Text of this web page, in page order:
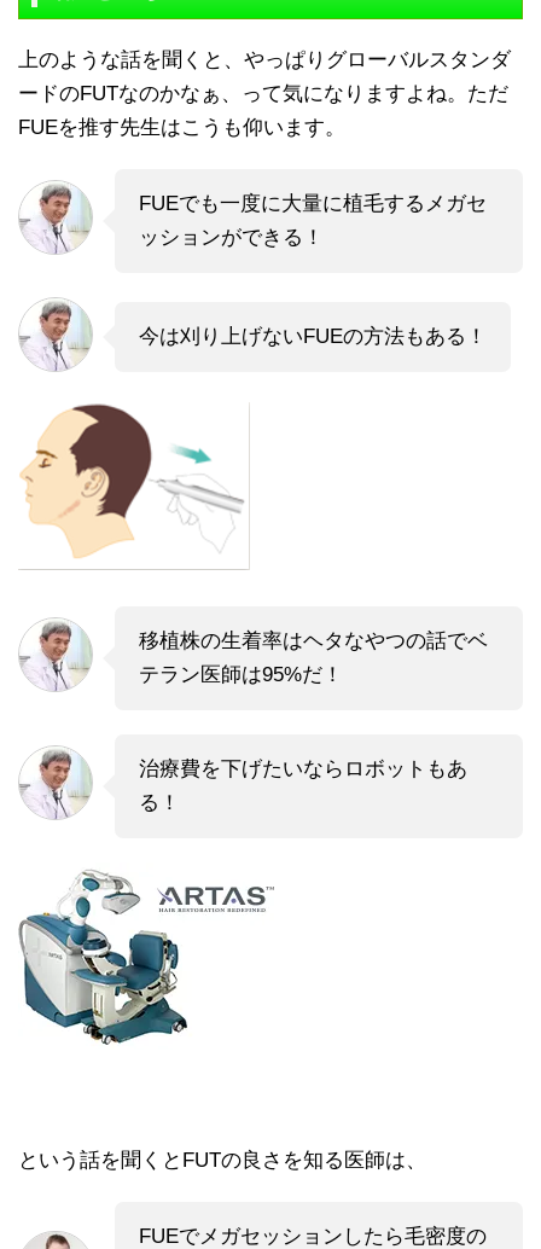
上のような話を聞くと、やっぱりグローバルスタンダ
ードのFUTなのかなぁ、って気になりますよね。ただ
FUEを推す先生はこうも仰います。
FUEでも一度に大量に植毛するメガセ
ッションができる！
今は刈り上げないFUEの方法もある！
移植株の生着率はヘタなやつの話でベ
テラン医師は95%だ！
治療費を下げたいならロボットもあ
る！
という話を聞くとFUTの良さを知る医師は、
FUEでメガセッションしたら毛密度の